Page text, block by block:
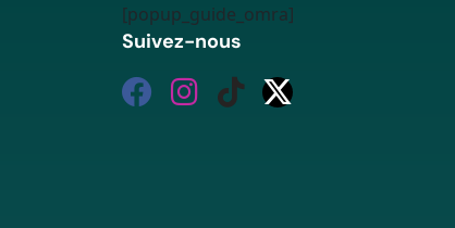
[popup_guide_omra]
Suivez-nous